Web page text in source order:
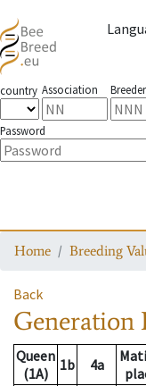
country Association
Password
Home Breeding
Back
Generation
Queen
(1A)
1b 4a